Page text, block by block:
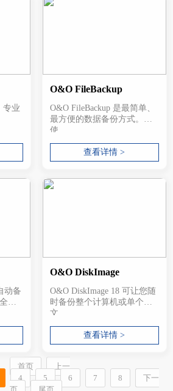
专业
O&O FileBackup
O&O FileBackup 是最简单、
最方便的数据备份方式。
使...
查看详情 >
动备
O&O DiskImage
O&O DiskImage 18 可让您随
时备份整个计算机或单个
文...
查看详情 >
首页
上一
4 5 6 7 8
下一
页
尾页